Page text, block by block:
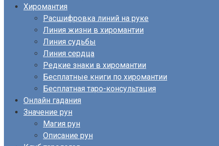
Хиромантия
Расшифровка линий на руке
Линия жизни в хиромантии
Линия судьбы
Линия сердца
Редкие знаки в хиромантии
Бесплатные книги по хиромантии
Бесплатная таро-консультация
Онлайн гадания
Значение рун
Магия рун
Описание рун